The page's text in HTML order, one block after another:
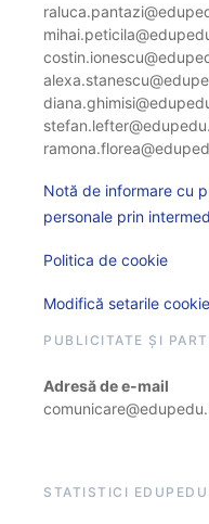
Notă de informare cu
personale prin
Politica de cookie
Modifică setarile
PUBLICITATE ȘI
Adresă de e-mail
STATISTICI